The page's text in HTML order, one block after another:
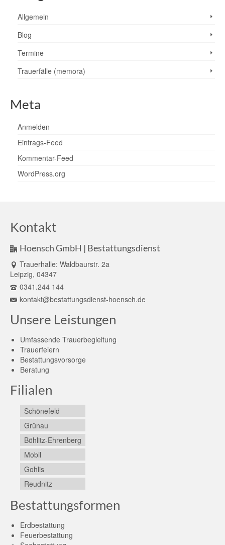
Allgemein
Blog
Termine
Trauerfälle (memora)
Meta
Anmelden
Eintrags-Feed
Kommentar-Feed
WordPress.org
Kontakt
Hoensch GmbH | Bestattungsdienst
Trauerhalle: Waldbaurstr. 2a
Leipzig, 04347
0341.244 144
kontakt@bestattungsdienst-hoensch.de
Unsere Leistungen
Umfassende Trauerbegleitung
Trauerfeiern
Bestattungsvorsorge
Beratung
Filialen
Schönefeld
Grünau
Böhlitz-Ehrenberg
Mobil
Gohlis
Reudnitz
Bestattungsformen
Erdbestattung
Feuerbestattung